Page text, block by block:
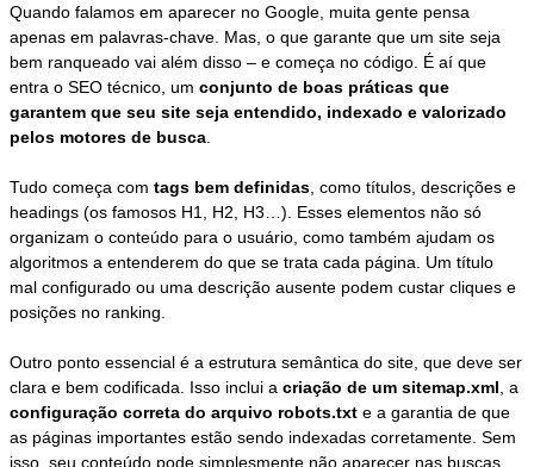
Quando falamos em aparecer no Google, muita gente pensa
apenas em palavras-chave. Mas, o que garante que um site seja
bem ranqueado vai além disso – e começa no código. É aí que
entra o SEO técnico, umconjunto de boas práticas que
garantem que seu site seja entendido, indexado e valorizado
pelos motores de busca
Tudo começa comtags bem definidas , como títulos, descrições e
headings (os famosos H1, H2, H3…). Esses elementos não só
organizam o conteúdo para o usuário, como também ajudam os
algoritmos a entenderem do que se trata cada página. Um título
mal configurado ou uma descrição ausente podem custar cliques e
posições no ranking.
Outro ponto essencial é a estrutura semântica do site, que deve ser
clara e bem codificada. Isso inclui acriação de um sitemap.xml , a
configuração correta do arquivo robots.txt e a garantia de que
as páginas importantes estão sendo indexadas corretamente. Sem
isso, seu conteúdo pode simplesmente não aparecer nas buscas,